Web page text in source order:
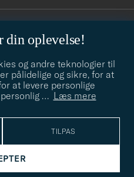
din oplevelse!
og andre teknologier til
pålidelige og sikre, for at
at levere personlige
… Læs mere
TILPAS
Lad os hjælpe dig, vi hjælper